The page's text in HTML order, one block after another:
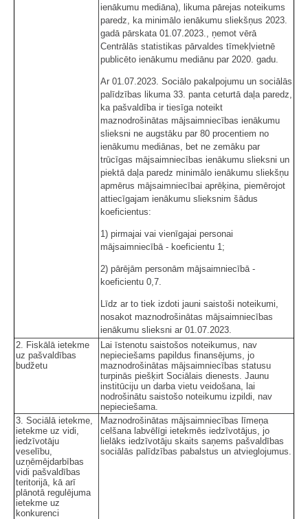
ienākumu mediāna), likuma pārejas noteikums
paredz, ka minimālo ienākumu sliekšņus 2023.
gadā pārskata 01.07.2023., ņemot vērā
Centrālās statistikas pārvaldes tīmekļvietnē
publicēto ienākumu mediānu par 2020. gadu.
Ar 01.07.2023. Sociālo pakalpojumu un sociālās
palīdzības likuma 33. panta ceturtā daļa paredz,
ka pašvaldība ir tiesīga noteikt
maznodrošinātas mājsaimniecības ienākumu
slieksni ne augstāku par 80 procentiem no
ienākumu mediānas, bet ne zemāku par
trūcīgas mājsaimniecības ienākumu slieksni un
piektā daļa paredz minimālo ienākumu sliekšņu
apmērus mājsaimniecībai aprēķina, piemērojot
attiecīgajam ienākumu slieksnim šādus
koeficientus:
1) pirmajai vai vienīgajai personai
mājsaimniecībā - koeficientu 1;
2) pārējām personām mājsaimniecībā -
koeficientu 0,7.
Līdz ar to tiek izdoti jauni saistoši noteikumi,
nosakot maznodrošinātas mājsaimniecības
ienākumu slieksni ar 01.07.2023.
2. Fiskālā ietekme
uz pašvaldības
budžetu
Lai īstenotu saistošos noteikumus, nav
nepieciešams papildus finansējums, jo
maznodrošinātas mājsaimniecības statusu
turpinās piešķirt Sociālais dienests. Jaunu
institūciju un darba vietu veidošana, lai
nodrošinātu saistošo noteikumu izpildi, nav
nepieciešama.
3. Sociālā ietekme,
ietekme uz vidi,
iedzīvotāju
veselību,
uzņēmējdarbības
vidi pašvaldības
teritorijā, kā arī
plānotā regulējuma
ietekme uz
konkurenci
Maznodrošinātas mājsaimniecības līmeņa
celšana labvēlīgi ietekmēs iedzīvotājus, jo
lielāks iedzīvotāju skaits saņems pašvaldības
sociālās palīdzības pabalstus un atvieglojumus.